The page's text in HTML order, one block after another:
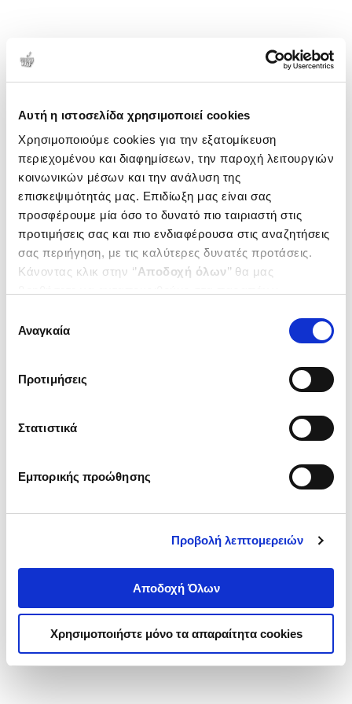
Αυτή η ιστοσελίδα χρησιμοποιεί cookies
Χρησιμοποιούμε cookies για την εξατομίκευση
περιεχομένου και διαφημίσεων, την παροχή λειτουργιών
κοινωνικών μέσων και την ανάλυση της
επισκεψιμότητάς μας. Επιδίωξη μας είναι σας
προσφέρουμε μία όσο το δυνατό πιο ταιριαστή στις
προτιμήσεις σας και πιο ενδιαφέρουσα στις αναζητήσεις
σας περιήγηση, με τις καλύτερες δυνατές προτάσεις.
Κάνοντας κλικ στην ‘’Αποδοχή όλων’’ θα μας
ενδιαφέρουν και να επιλέξετε από τα παρακάτω με την
΄΄και να ενημερωθείτε σχετικά με
συγκατάθεσης
Αναγκαία
Προτιμήσεις
Στατιστικά
Εμπορικής προώθησης
Προβολή λεπτομερειών
Αποδοχή Όλων
Χρησιμοποιήστε μόνο τα απαραίτητα cookies